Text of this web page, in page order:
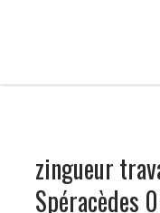
zingueur
Spéracèdes